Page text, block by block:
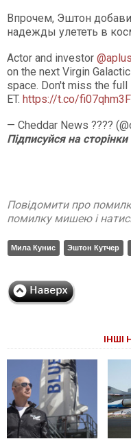
Впрочем, Эштон
надежды улететь в
Actor and investor
on the next Virgin
space. Don't miss the full
ET. https://t.co/
— Cheddar News ????
Підписуйся на
Повідомити про
помилку мишею і
Мила Кунис Эштон Кутчер
ІНШІ